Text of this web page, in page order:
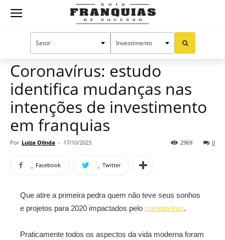
Guia
Sucesso
Manual do sucesso Mercado de franquias
Coronavírus: estudo
identifica mudanças nas
intenções de investimento
em franquias
Por Luiza Olinda - 17/10/2023 0
2969
Facebook Twitter
Que atire a primeira pedra quem não teve seus sonhos
e projetos para 2020 impactados pelo coronavírus.
Praticamente todos os aspectos da vida moderna foram